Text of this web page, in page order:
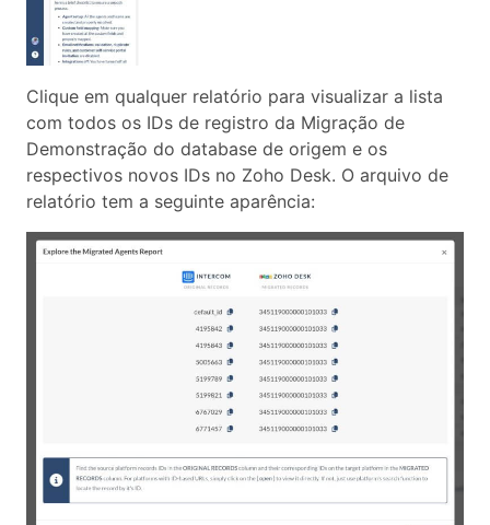
Clique em qualquer relatório para visualizar a lista
com todos os IDs de registro da Migração de
Demonstração do database de origem e os
respectivos novos IDs no Zoho Desk. O arquivo de
relatório tem a seguinte aparência: